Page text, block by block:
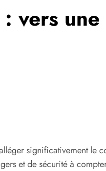
vers
significativement le
et de sécurité à